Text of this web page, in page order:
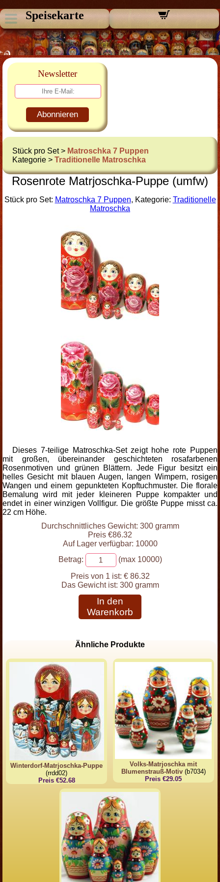
Speisekarte
Newsletter
Abonnieren
Stück pro Set > Matroschka 7 Puppen
Kategorie > Traditionelle Matroschka
Rosenrote Matrjoschka-Puppe (umfw)
Stück pro Set: Matroschka 7 Puppen, Kategorie: Traditionelle
Matroschka
Dieses 7-teilige Matroschka-Set zeigt hohe rote Puppen
mit großen, übereinander geschichteten rosafarbenen
Rosenmotiven und grünen Blättern. Jede Figur besitzt ein
helles Gesicht mit blauen Augen, langen Wimpern, rosigen
Wangen und einem gepunkteten Kopftuchmuster. Die florale
Bemalung wird mit jeder kleineren Puppe kompakter und
endet in einer winzigen Vollfigur. Die größte Puppe misst ca.
22 cm Höhe.
Durchschnittliches Gewicht: 300 gramm
Preis €86.32
Auf Lager verfügbar: 10000
Betrag:
(max 10000)
Preis von 1 ist: € 86.32
Das Gewicht ist: 300 gramm
In den
Warenkorb
Ähnliche Produkte
Winterdorf-Matrjoschka-Puppe
(rrdd02)
Preis €52.68
Volks-Matrjoschka mit
Blumenstrauß-Motiv(b7034)
Preis €29.05